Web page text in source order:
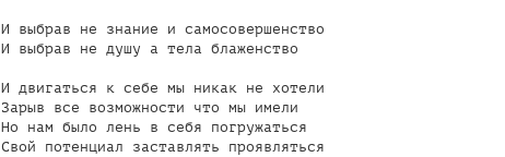
И выбрав не знание и самосовершенство
И выбрав не душу а тела блаженство
И двигаться к себе мы никак не хотели
Зарыв все возможности что мы имели
Но нам было лень в себя погружаться
Свой потенциал заставлять проявляться